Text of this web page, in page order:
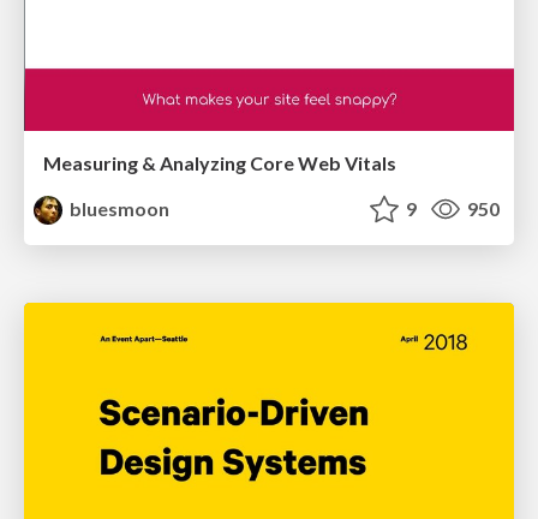
Measuring & Analyzing Core Web Vitals
bluesmoon
9 950